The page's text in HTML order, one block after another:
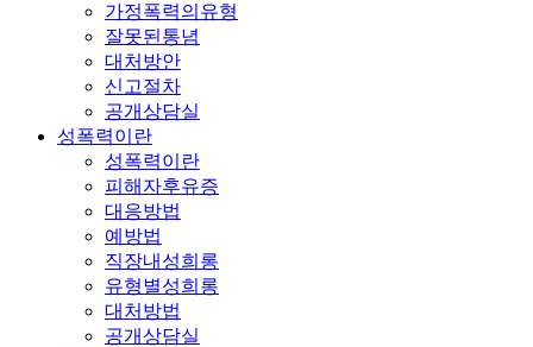
가정폭력의유형
잘못된통념
대처방안
신고절차
공개상담실
성폭력이란
성폭력이란
피해자후유증
대응방법
예방법
직장내성희롱
유형별성희롱
대처방법
공개상담실